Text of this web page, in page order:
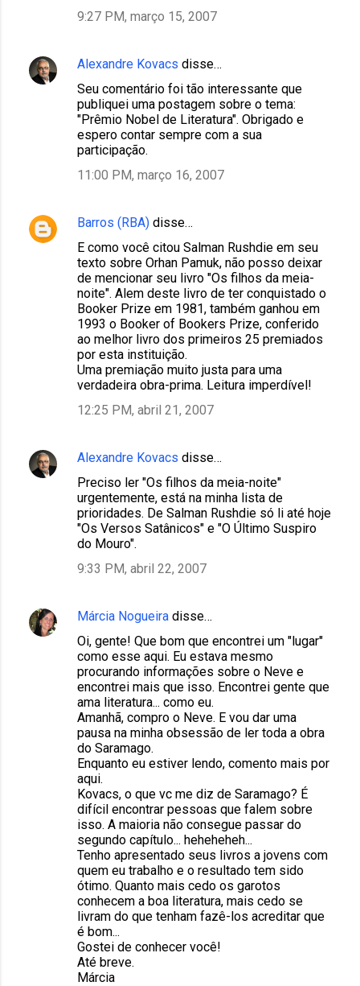
9:27 PM, março 15, 2007
Alexandre Kovacs disse…
Seu comentário foi tão interessante que
publiquei uma postagem sobre o tema:
"Prêmio Nobel de Literatura". Obrigado e
espero contar sempre com a sua
participação.
11:00 PM, março 16, 2007
Barros (RBA) disse…
E como você citou Salman Rushdie em seu
texto sobre Orhan Pamuk, não posso deixar
de mencionar seu livro "Os filhos da meia-
noite". Alem deste livro de ter conquistado o
Booker Prize em 1981, também ganhou em
1993 o Booker of Bookers Prize, conferido
ao melhor livro dos primeiros 25 premiados
por esta instituição.
Uma premiação muito justa para uma
verdadeira obra-prima. Leitura imperdível!
12:25 PM, abril 21, 2007
Alexandre Kovacs disse…
Preciso ler "Os filhos da meia-noite"
urgentemente, está na minha lista de
prioridades. De Salman Rushdie só li até hoje
"Os Versos Satânicos" e "O Último Suspiro
do Mouro".
9:33 PM, abril 22, 2007
Márcia Nogueira disse…
Oi, gente! Que bom que encontrei um "lugar"
como esse aqui. Eu estava mesmo
procurando informações sobre o Neve e
encontrei mais que isso. Encontrei gente que
ama literatura... como eu.
Amanhã, compro o Neve. E vou dar uma
pausa na minha obsessão de ler toda a obra
do Saramago.
Enquanto eu estiver lendo, comento mais por
aqui.
Kovacs, o que vc me diz de Saramago? É
difícil encontrar pessoas que falem sobre
isso. A maioria não consegue passar do
segundo capítulo... heheheheh...
Tenho apresentado seus livros a jovens com
quem eu trabalho e o resultado tem sido
ótimo. Quanto mais cedo os garotos
conhecem a boa literatura, mais cedo se
livram do que tenham fazê-los acreditar que
é bom...
Gostei de conhecer você!
Até breve.
Márcia